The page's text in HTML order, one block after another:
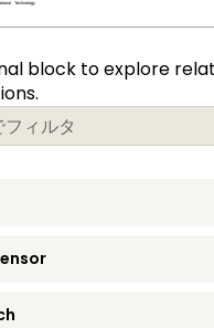
block to explore